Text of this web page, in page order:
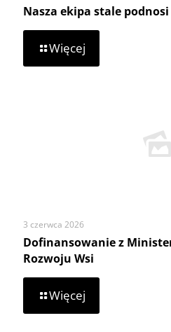
Nasza ekipa stale
Więcej
Nasza
3 czerwca 2026
Dofinansowanie z
Rozwoju Wsi
Więcej
Dofinansowanie